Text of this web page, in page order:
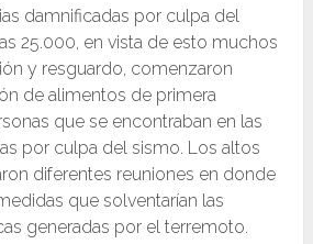
damnificadas por culpa del
25.000, en vista de esto muchos
y resguardo, comenzaron
de alimentos de primera
que se encontraban en las
por culpa del sismo. Los altos
diferentes reuniones en donde
que solventarían las
generadas por el terremoto.